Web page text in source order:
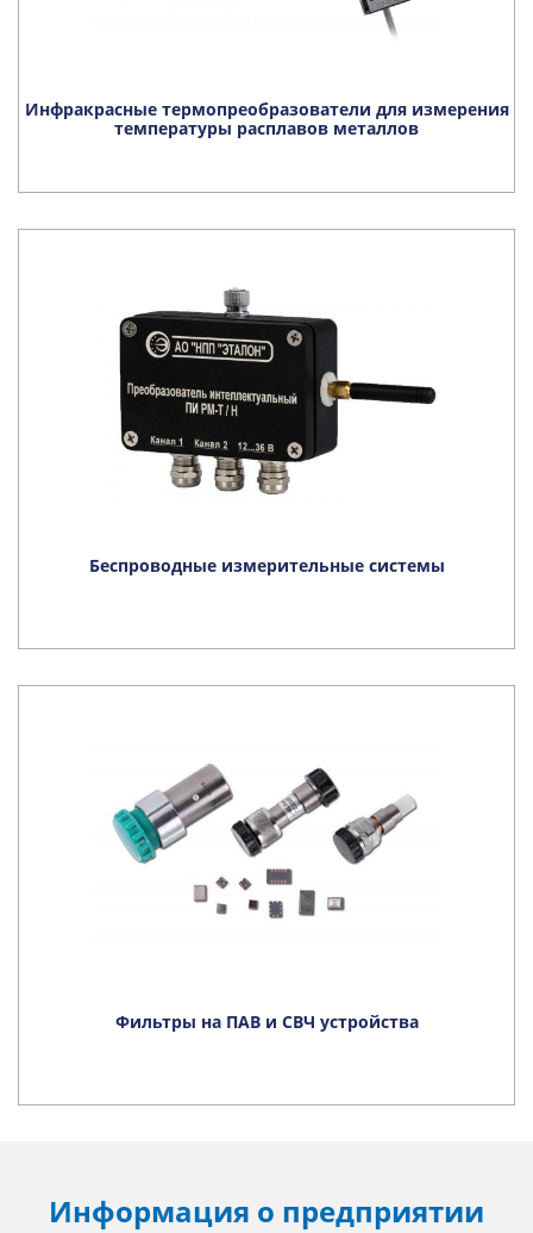
Инфракрасные термопреобразователи для измерения
температуры расплавов металлов
Беспроводные измерительные системы
Фильтры на ПАВ и СВЧ устройства
Информация о предприятии